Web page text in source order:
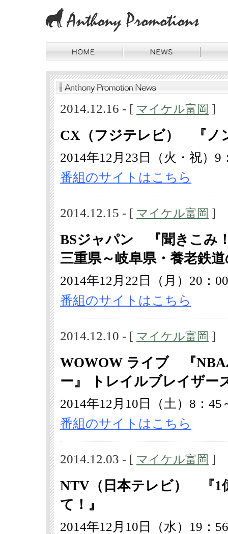
2014.12.16 - [ マイケル富岡 ]
CX（フジテレビ） 『ノ
2014年12月23日（火・祝）9
番組のサイトはこちら
2014.12.15 - [ マイケル富岡 ]
BSジャパン 『聞きこみ
三重県～岐阜県・養老鉄
2014年12月22日（月）20：
番組のサイトはこちら
2014.12.10 - [ マイケル富岡 ]
WOWOW ライブ 『NBA
ー』 トレイルブレイザー
2014年12月10日（土）8：45
番組のサイトはこちら
2014.12.03 - [ マイケル富岡 ]
NTV（日本テレビ） 『1
て！』
2014年12月10日（水）19：